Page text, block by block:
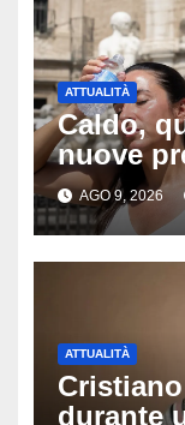
ATTUALITÀ
Caldo,
nuove
AGO 9, 2026
ATTUALITÀ
durante